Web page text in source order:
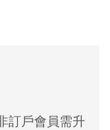
訂戶會員需升